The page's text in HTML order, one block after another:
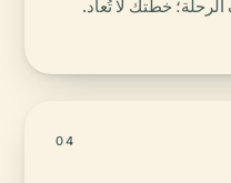
خطتك لا تُعاد.
04